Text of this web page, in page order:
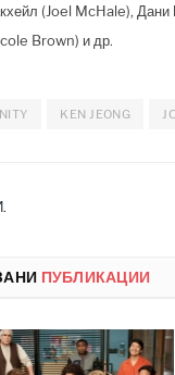
(Joel McHale),
Brown) и др.
KEN JEONG
ПУБЛИКАЦИИ